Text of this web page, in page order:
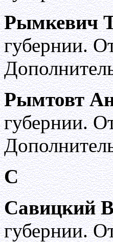
Рымкевич
губернии.
Рымтовт
губернии.
С
Савицкий
губернии.